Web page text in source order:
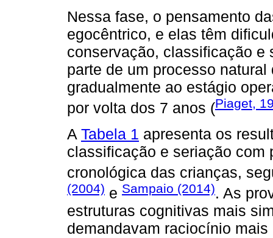
Nessa fase, o pensamento
egocêntrico, e elas têm
conservação, classificação e
parte de um processo
gradualmente ao estágio
por volta dos 7 anos (Piaget,
A Tabela 1 apresenta os
classificação e seriação com
cronológica das crianças,
(2004) e Sampaio (2014). As
estruturas cognitivas mais
demandavam raciocínio mais